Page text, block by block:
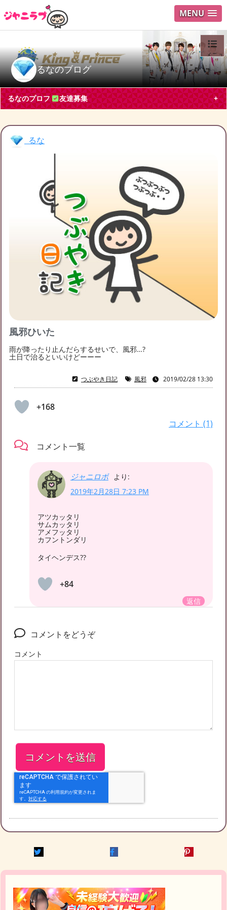
MENU
るなのブログ
メニュ
ログイ
ユーザ
Search
るなのプロフ 友達募集
るな
神奈川県 アルバイト・パート30代
髙橋海人
ブログ投稿 2244
フォロー フォロワー 1
るなのチケット募集
るなの友達募集 募集中
キンプリが好きな友達を探しています
キンプリのファンのお友達を探しています！LINEで
お話ししたり、もし近くに住んでいる方がいれば、
るなのブログ月別アーカイブ
2023年2月(2) 2023年1月(1) 2020年10月
(1)
2020年5月
2019年2月 (3) 2019年1月(4)
るな
風邪ひいた
雨が降ったり止んだらするせいで、風邪…?
土日で治るといいけどーーー
つぶやき日記 風邪 2019/02/28 13:30
+168
コメント (1)
コメント一覧
ジャニロボ
より:
2019年2月28日 7:23 PM
アツカッタリ
サムカッタリ
アメフッタリ
カフントンダリ
タイヘンデス??
+84
返信
コメントをどうぞ
コメント